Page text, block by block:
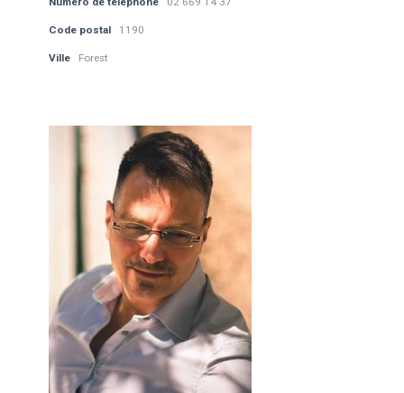
Code postal 1190
Ville Forest